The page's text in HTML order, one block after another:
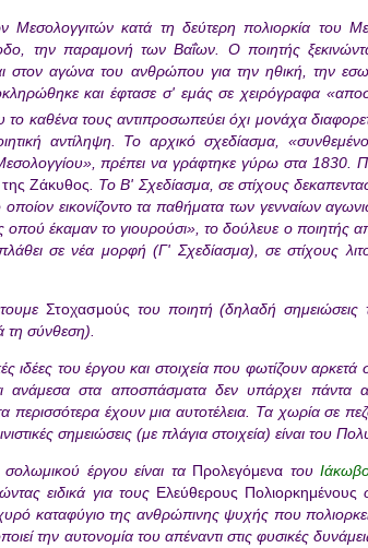
κατά τη δεύτερη πολιορκία του
την παραμονή των Βαΐων. Ο ποιητής
στον αγώνα του ανθρώπου για την ηθική, την
και έφτασε σ' εμάς σε χειρόγραφα
το καθένα τους αντιπροσωπεύει όχι μονάχα
αντίληψη. Το αρχικό σχεδίασμα,
πρέπει να γράφτηκε γύρω στα 1830.
Ζάκυθος. Το Β' Σχεδίασμα, σε στίχους
εικονίζοντο τα παθήματα των γενναίων
οπού έκαμαν το γιουρούσι», το δούλευε ο ποιητής
σε νέα μορφή (Γ' Σχεδίασμα), σε στίχους
Στοχασμούς του ποιητή (δηλαδή σημειώσεις
τη σύνθεση).
ιδέες του έργου και στοιχεία που φωτίζουν αρκετά
στα αποσπάσματα δεν υπάρχει πάντα
περισσότερα έχουν μια αυτοτέλεια. Τα χωρία σε
σημειώσεις (με πλάγια στοιχεία) είναι του
έργου είναι ταΠρολεγόμενα του
ειδικά για τουςΕλεύθερους Πολιορκημένους
καταφύγιο της ανθρώπινης ψυχής που
την αυτονομία του απέναντι στις φυσικές